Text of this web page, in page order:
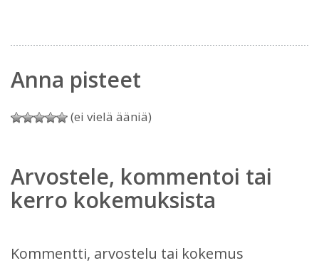
Anna pisteet
(ei vielä ääniä)
Arvostele, kommentoi tai
kerro kokemuksista
Kommentti, arvostelu tai kokemus